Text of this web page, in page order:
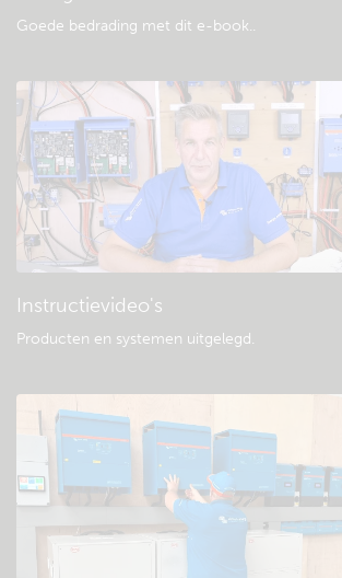
Goede bedrading met dit e-book..
Instructievideo's
Producten en systemen uitgelegd.